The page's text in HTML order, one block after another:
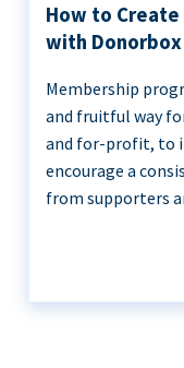
How to Create
with Donorbox
Membership
and fruitful way
and for-profit, to
encourage a
from supporters